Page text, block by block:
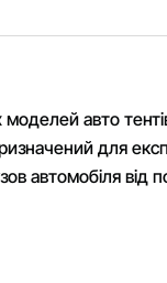
авто
для
автомобіля